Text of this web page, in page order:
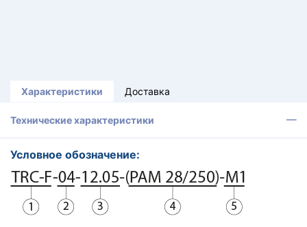
Характеристики Доставка
Технические характеристики
Условное обозначение: